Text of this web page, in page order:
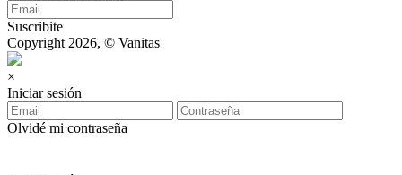
Suscribite
Copyright 2026, © Vanitas
×
Iniciar sesión
Olvidé mi contraseña